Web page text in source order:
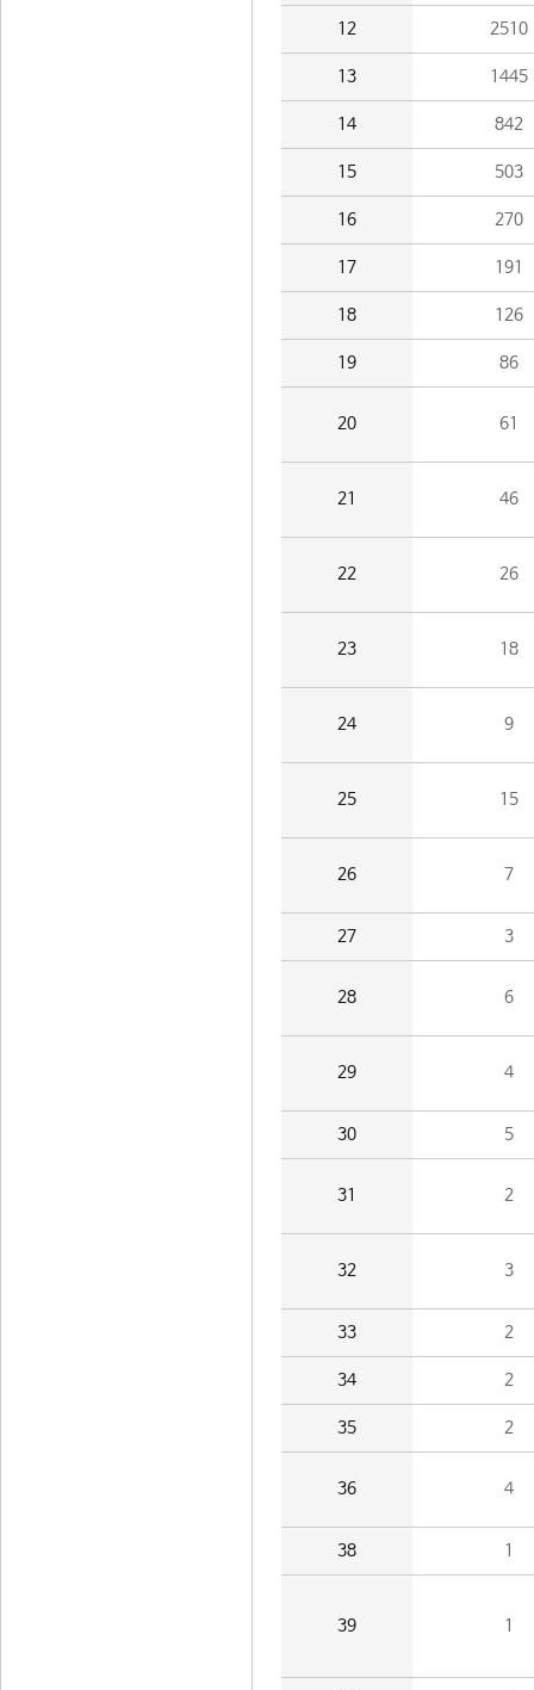
12 2510
13 1445
14 842
15 503
16 270
17 191
18 126
19 86
20 61
21 46
22 26
23 18
24 9
25 15
26 7
27 3
28 6
29 4
30 5
31 2
32 3
33 2
34 2
35 2
36 4
38 1
39 1